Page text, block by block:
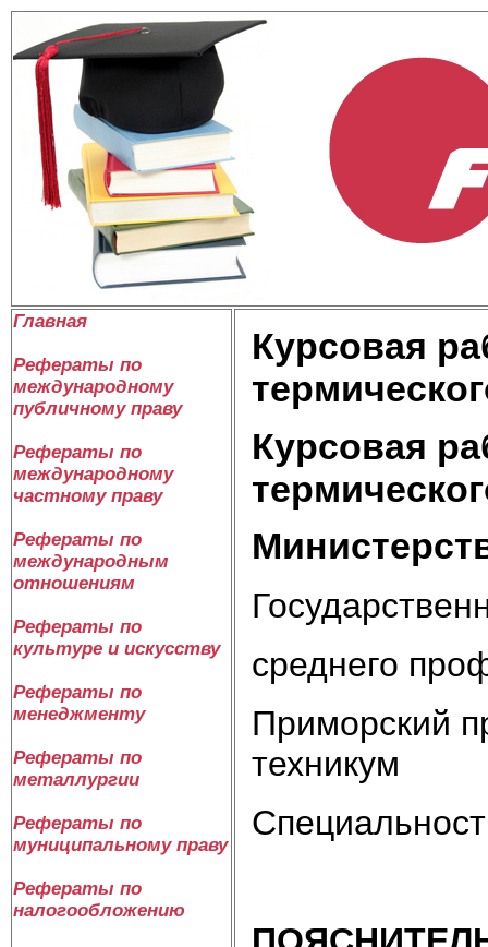
Главная
Рефераты по
международному
публичному праву
Рефераты по
международному
частному праву
Рефераты по
международным
отношениям
Рефераты по
культуре и искусству
Рефераты по
менеджменту
Рефераты по
металлургии
Рефераты по
муниципальному праву
Рефераты по
налогообложению
Курсовая
Курсовая
среднего
Приморский
техникум